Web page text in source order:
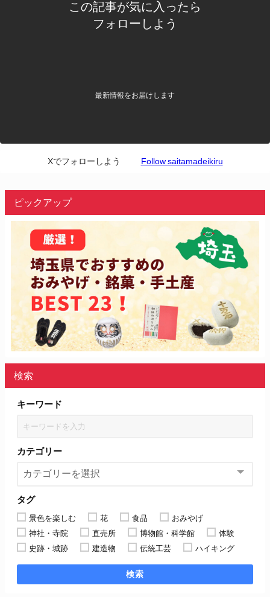
この記事が気に入ったら
フォローしよう
最新情報をお届けします
Xでフォローしよう Follow saitamadeikiru
ピックアップ
検索
キーワード
カテゴリー
タグ
景色を楽しむ 花 食品
おみやげ
神社・寺院
直売所 博物館・科学館
体験
史跡・城跡
建造物 伝統工芸 ハイキング
検索